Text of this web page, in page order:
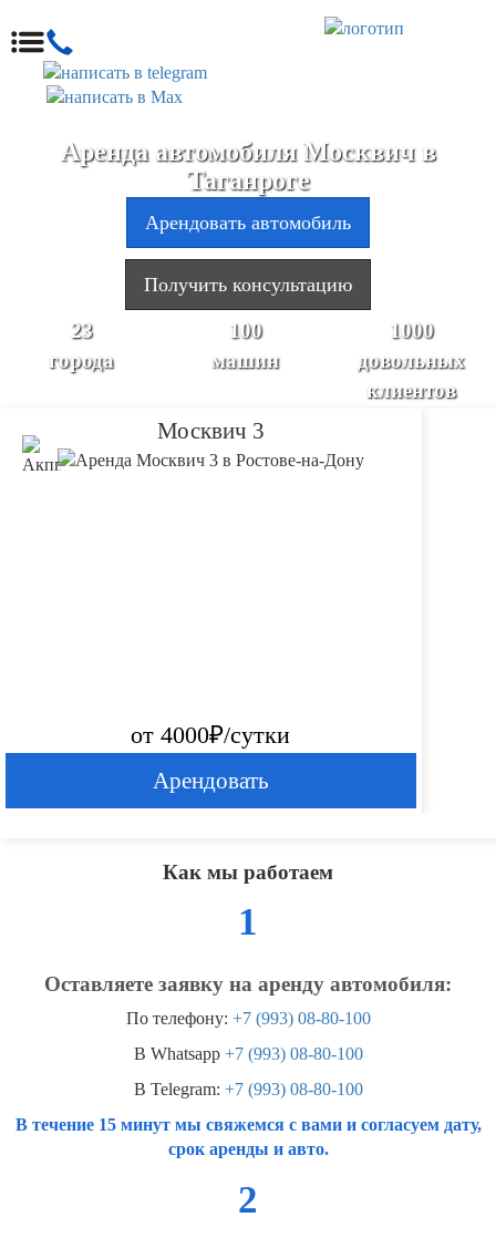
Аренда автомобиля Москвич в
Таганроге
Арендовать автомобиль
Получить консультацию
23
города
100
машин
1000
довольных
клиентов
Москвич 3
от 4000₽/сутки
Арендовать
Как мы работаем
1
Оставляете заявку на аренду автомобиля:
По телефону: +7 (993) 08-80-100
В Whatsapp +7 (993) 08-80-100
В Telegram: +7 (993) 08-80-100
В течение 15 минут мы свяжемся с вами и согласуем дату,
срок аренды и авто.
2